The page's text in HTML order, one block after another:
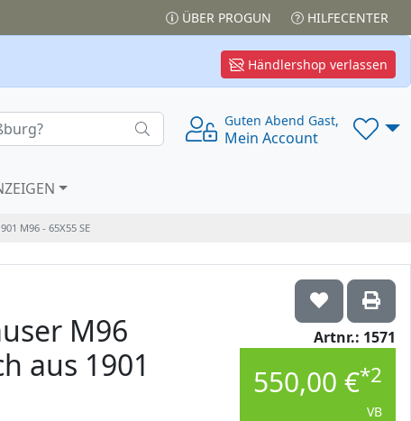
ÜBER PROGUN HILFECENTER
Händlershop verlassen
Guten Abend Gast,
Mein Account
M96 - 65X55 SE
Artnr.: 1571
550,00 €*2
VB
M96
aus 1901